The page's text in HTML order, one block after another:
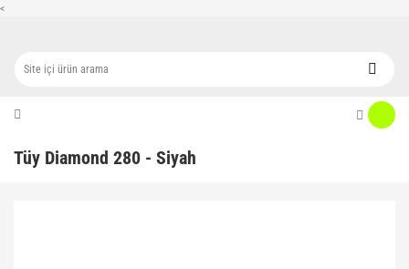
<
Tüy Diamond 280 - Siyah